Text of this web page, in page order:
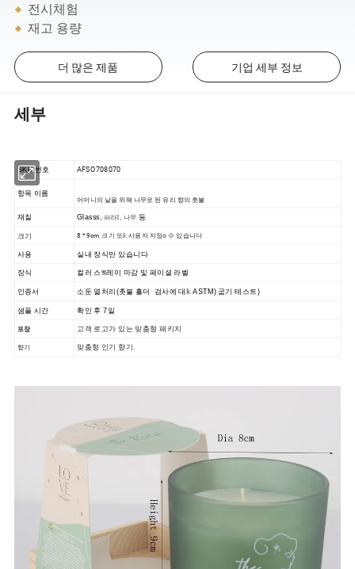
전시체험
재고 용량
더 많은 제품 기업 세부 정보
세부
SKU 번호 AFSO708070
항목 이름
어머니의 날을 위해 나무로 된 유리 향의 촛불
재질 Glasss, 파라𝕀, 나무 등
크기 8 * 9cm, 크기 또𝕜 사용자 지정𝕠 수 있습니다
사용 실내 장식만 있습니다
장식 컬러 스𝔄레이 마감 및 페이셜 라벨
인증서 소둔 열처리(촛불 홀더 검사에 대𝕜 ASTM) 굽기 테스트)
샘플 시간 확인 후 7일
포장 고객 로고가 있는 맞춤형 패키지
향기 맞춤형 인기 향기.